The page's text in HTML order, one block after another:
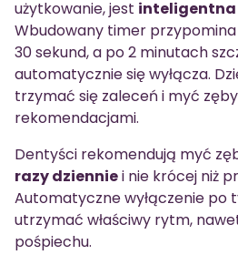
użytkowanie, jest inteligentna
Wbudowany timer
30 sekund, a po 2 minutach
automatycznie się wyłącza.
trzymać się zaleceń i myć
rekomendacjami.
Dentyści rekomendują myć
razy dzienniei nie krócej niż
Automatyczne wyłączenie po
utrzymać właściwy rytm,
pośpiechu.